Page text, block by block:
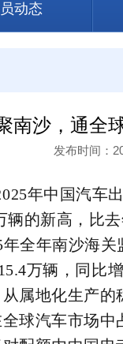
动态
南沙，通全
发布时间：
年中国汽车
辆的新高，比
年全年南沙海
万辆，同比
属地化生产
球汽车市场